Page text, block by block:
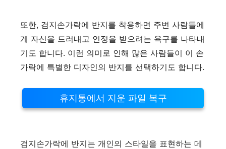
또한, 검지손가락에 반지를 착용하면 주변 사람들에
게 자신을 드러내고 인정을 받으려는 욕구를 나타내
기도 합니다. 이런 의미로 인해 많은 사람들이 이 손
가락에 특별한 디자인의 반지를 선택하기도 합니다.
휴지통에서 지운 파일 복구
검지손가락에 반지는 개인의 스타일을 표현하는 데